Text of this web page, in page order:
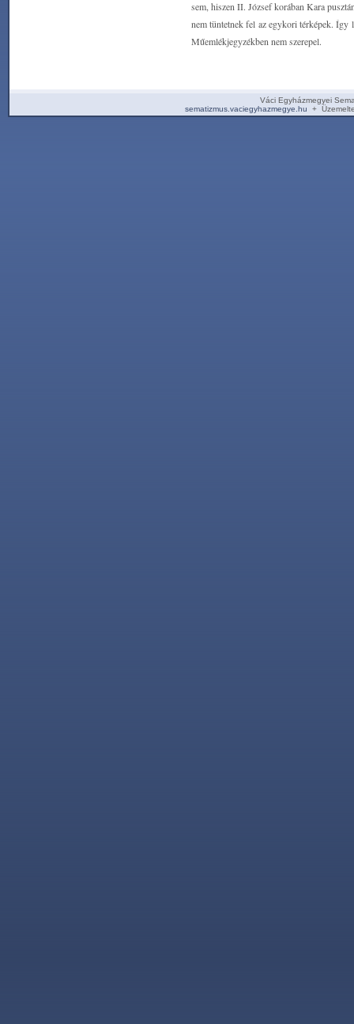
sem, hiszen II. József korában Kara
nem tüntetnek fel az egykori térképek. Így
Műemlékjegyzékben nem szerepel.
Váci Egyházmegyei
sematizmus.vaciegyhazmegye.hu +